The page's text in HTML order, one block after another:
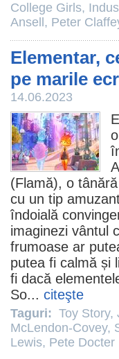
College Girls,
Ansell , Peter
Elementar,
pe marile
14.06.2023
(Flamă), o
cu un tip
îndoială
imaginezi vântul
frumoase ar
putea fi calmă și
fi dacă
So... citeşte
Taguri: Toy Story,
McLendon-Covey,
Lewis, Pete Docter